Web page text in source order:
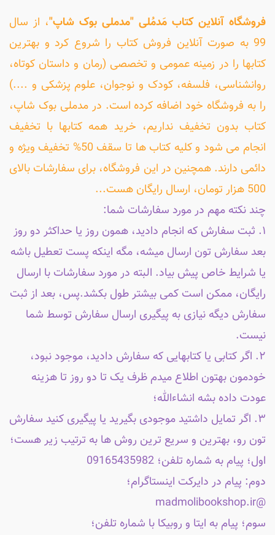
فروشگاه آنلاین کتاب مَدمُلی "مدملی بوک شاپ"، از سال
99 به صورت آنلاین فروش کتاب را شروع کرد و بهترین
کتابها را در زمینه عمومی و تخصصی (رمان و داستان کوتاه،
روانشناسی، فلسفه، کودک و نوجوان، علوم پزشکی و ....)
را به فروشگاه خود اضافه کرده است. در مدملی بوک شاپ،
کتاب بدون تخفیف نداریم، خرید همه کتابها با تخفیف
انجام می شود و کلیه کتاب ها تا سقف 50% تخفیف ویژه و
دائمی دارند. همچنین در این فروشگاه، برای سفارشات بالای
500 هزار تومان، ارسال رایگان هست...
چند نکته مهم در مورد سفارشات شما:
۱. ثبت سفارش که انجام دادید، همون روز یا حداکثر دو روز
بعد سفارش تون ارسال میشه، مگه اینکه پست تعطیل باشه
یا شرایط خاص پیش بیاد. البته در مورد سفارشات با ارسال
رایگان، ممکن است کمی بیشتر طول بکشد.پس، بعد از ثبت
سفارش دیگه نیازی به پیگیری ارسال سفارش توسط شما
نیست.
۲. اگر کتابی یا کتابهایی که سفارش دادید، موجود نبود،
خودمون بهتون اطلاع میدم ظرف یک تا دو روز تا هزینه
عودت داده بشه انشاءالله؛
۳. اگر تمایل داشتید موجودی بگیرید یا پیگیری کنید سفارش
تون رو، بهترین و سریع ترین روش ها به ترتیب زیر هست؛
اول؛ پیام به شماره تلفن؛ 09165435982
دوم: پیام در دایرکت اینستاگرام؛
@madmolibookshop.ir
سوم؛ پیام به ایتا و روبیکا با شماره تلفن؛